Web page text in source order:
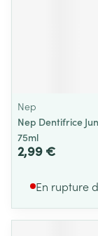
Nep
Nep Dentifrice
75ml
2,99 €
En rupture